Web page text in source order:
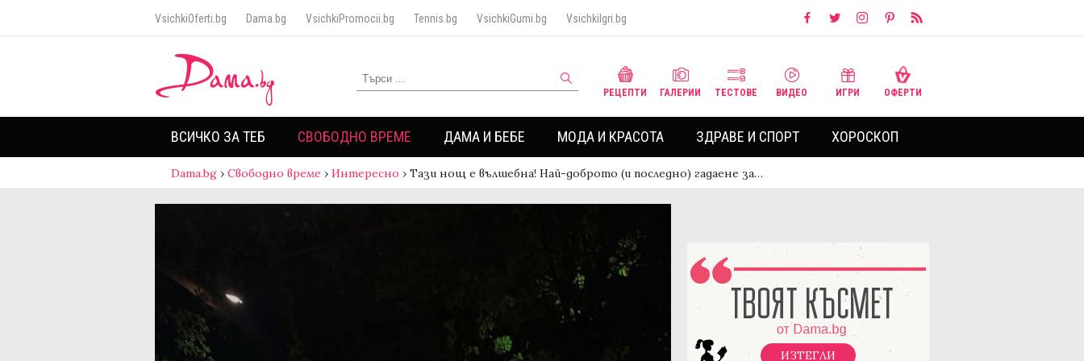
VsichkiOferti.bg Dama.bg VsichkiPromocii.bg Tennis.bg VsichkiGumi.bg VsichkiIgri.bg
РЕЦЕПТИ ГАЛЕРИИ ТЕСТОВЕ ВИДЕО ИГРИ ОФЕРТИ
ВСИЧКО ЗА ТЕБ СВОБОДНО ВРЕМЕ ДАМА И БЕБЕ МОДА И КРАСОТА ЗДРАВЕ И СПОРТ ХОРОСКОП
Dama.bg › Свободно време › Интересно › Тази нощ е вълшебна! Най-доброто (и последно) гадаене за…
ИЗТЕГЛИ